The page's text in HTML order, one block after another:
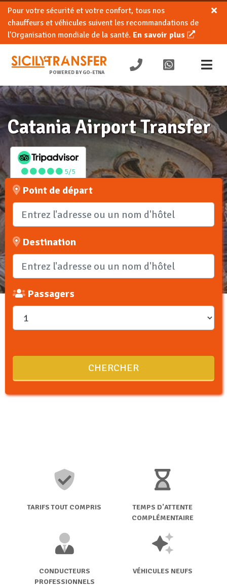
Pour votre sécurité et votre confort, tous nos
chauffeurs et véhicules suivent les recommandations de
l'Organisation mondiale de la santé. En savoir plus
POWERED BY GO-ETNA
Catania Airport Transfer
Point de départ
Destination
Passagers
CHERCHER
5/5
TARIFS TOUT COMPRIS
TEMPS D'ATTENTE
COMPLÉMENTAIRE
CONDUCTEURS
PROFESSIONNELS
VÉHICULES NEUFS